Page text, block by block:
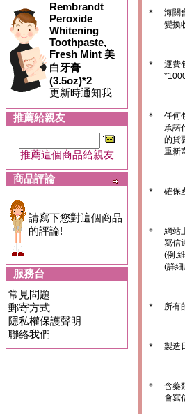
Rembrandt
Peroxide
Whitening
Toothpaste,
Fresh Mint 美
白牙膏
(3.5oz)*2
更新時通知我
推薦給親友
推薦這個商品給親友
商品評論
請寫下您對這個商品
的評論!
服務台
常見問題
郵寄方式
隱私權保護聲明
聯絡我們
＊
海關
變換
＊
運費
＊
任何
承諾
的貨
重新
＊ 確保
＊
網站
寫信
(例:
(詳
＊ 所有
＊ 製造
＊
含藥
會寫